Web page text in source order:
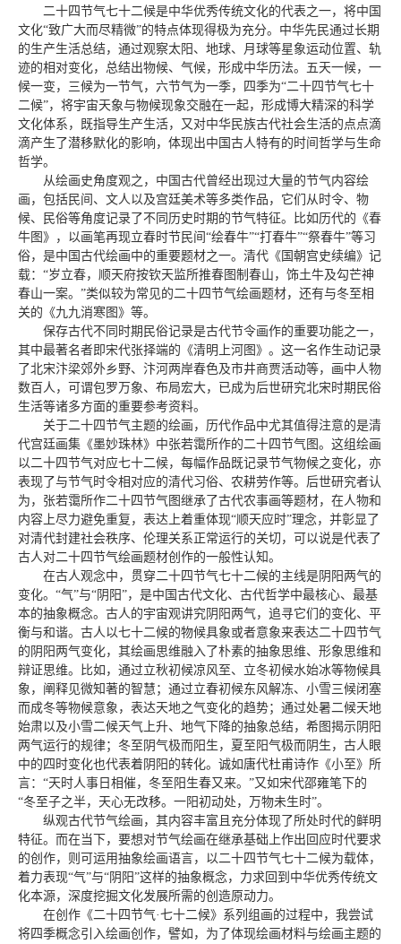
二十四节气七十二候是中华优秀传统文化的代表之一，将中国
文化“致广大而尽精微”的特点体现得极为充分。中华先民通过长期
的生产生活总结，通过观察太阳、地球、月球等星象运动位置、轨
迹的相对变化，总结出物候、气候，形成中华历法。五天一候，一
候一变，三候为一节气，六节气为一季，四季为“二十四节气七十
二候”，将宇宙天象与物候现象交融在一起，形成博大精深的科学
文化体系，既指导生产生活，又对中华民族古代社会生活的点点滴
滴产生了潜移默化的影响，体现出中国古人特有的时间哲学与生命
哲学。
从绘画史角度观之，中国古代曾经出现过大量的节气内容绘
画，包括民间、文人以及宫廷美术等多类作品，它们从时令、物
候、民俗等角度记录了不同历史时期的节气特征。比如历代的《春
牛图》，以画笔再现立春时节民间“绘春牛”“打春牛”“祭春牛”等习
俗，是中国古代绘画中的重要题材之一。清代《国朝宫史续编》记
载：“岁立春，顺天府按钦天监所推春图制春山，饰土牛及勾芒神
春山一案。”类似较为常见的二十四节气绘画题材，还有与冬至相
关的《九九消寒图》等。
保存古代不同时期民俗记录是古代节令画作的重要功能之一，
其中最著名者即宋代张择端的《清明上河图》。这一名作生动记录
了北宋汴梁郊外乡野、汴河两岸春色及市井商贾活动等，画中人物
数百人，可谓包罗万象、布局宏大，已成为后世研究北宋时期民俗
生活等诸多方面的重要参考资料。
关于二十四节气主题的绘画，历代作品中尤其值得注意的是清
代宫廷画集《墨妙珠林》中张若霭所作的二十四节气图。这组绘画
以二十四节气对应七十二候，每幅作品既记录节气物候之变化，亦
表现了与节气时令相对应的清代习俗、农耕劳作等。后世研究者认
为，张若霭所作二十四节气图继承了古代农事画等题材，在人物和
内容上尽力避免重复，表达上着重体现“顺天应时”理念，并彰显了
对清代封建社会秩序、伦理关系正常运行的关切，可以说是代表了
古人对二十四节气绘画题材创作的一般性认知。
在古人观念中，贯穿二十四节气七十二候的主线是阴阳两气的
变化。“气”与“阴阳”，是中国古代文化、古代哲学中最核心、最基
本的抽象概念。古人的宇宙观讲究阴阳两气，追寻它们的变化、平
衡与和谐。古人以七十二候的物候具象或者意象来表达二十四节气
的阴阳两气变化，其绘画思维融入了朴素的抽象思维、形象思维和
辩证思维。比如，通过立秋初候凉风至、立冬初候水始冰等物候具
象，阐释见微知著的智慧；通过立春初候东风解冻、小雪三候闭塞
而成冬等物候意象，表达天地之气变化的趋势；通过处暑二候天地
始肃以及小雪二候天气上升、地气下降的抽象总结，希图揭示阴阳
两气运行的规律；冬至阴气极而阳生，夏至阳气极而阴生，古人眼
中的四时变化也代表着阴阳的转化。诚如唐代杜甫诗作《小至》所
言：“天时人事日相催，冬至阳生春又来。”又如宋代邵雍笔下的
“冬至子之半，天心无改移。一阳初动处，万物未生时”。
纵观古代节气绘画，其内容丰富且充分体现了所处时代的鲜明
特征。而在当下，要想对节气绘画在继承基础上作出回应时代要求
的创作，则可运用抽象绘画语言，以二十四节气七十二候为载体，
着力表现“气”与“阴阳”这样的抽象概念，力求回到中华优秀传统文
化本源，深度挖掘文化发展所需的创造原动力。
在创作《二十四节气·七十二候》系列组画的过程中，我尝试
将四季概念引入绘画创作，譬如，为了体现绘画材料与绘画主题的